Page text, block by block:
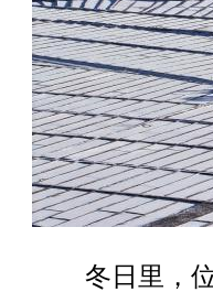
冬日里，位